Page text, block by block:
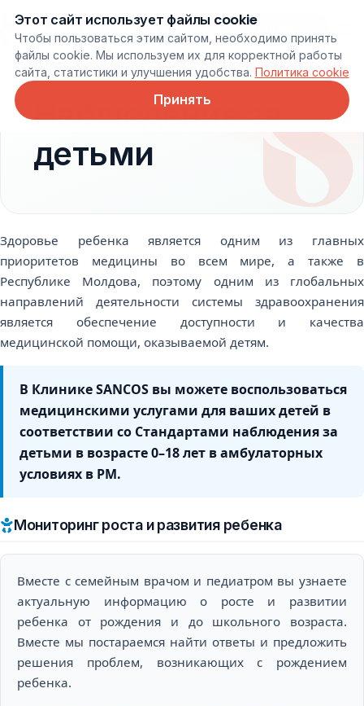
Онлайн запись
Наблюдение за
детьми
Здоровье ребенка является одним из главных
приоритетов медицины во всем мире, а также в
Республике Молдова, поэтому одним из глобальных
направлений деятельности системы здравоохранения
является обеспечение доступности и качества
медицинской помощи, оказываемой детям.
В Клинике SANCOS вы можете воспользоваться
медицинскими услугами для ваших детей в
соответствии со Стандартами наблюдения за
детьми в возрасте 0–18 лет в амбулаторных
условиях в РМ.
Мониторинг роста и развития ребенка
Вместе с семейным врачом и педиатром вы узнаете
актуальную информацию о росте и развитии
ребенка от рождения и до школьного возраста.
Вместе мы постараемся найти ответы и предложить
решения проблем, возникающих с рождением
ребенка.
Этот сайт использует файлы cookie
Чтобы пользоваться этим сайтом, необходимо принять
файлы cookie. Мы используем их для корректной работы
сайта, статистики и улучшения удобства. Политика cookie
Принять